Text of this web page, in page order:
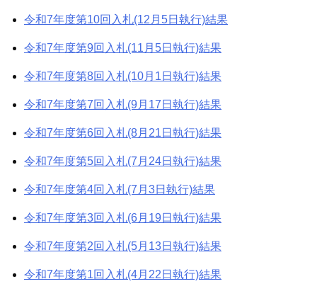
令和7年度第10回入札(12月5日執行)結果
令和7年度第9回入札(11月5日執行)結果
令和7年度第8回入札(10月1日執行)結果
令和7年度第7回入札(9月17日執行)結果
令和7年度第6回入札(8月21日執行)結果
令和7年度第5回入札(7月24日執行)結果
令和7年度第4回入札(7月3日執行)結果
令和7年度第3回入札(6月19日執行)結果
令和7年度第2回入札(5月13日執行)結果
令和7年度第1回入札(4月22日執行)結果